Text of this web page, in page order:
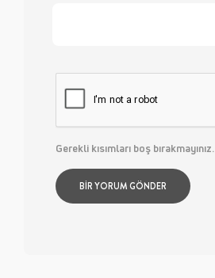
Gerekli kısımları boş bırakmayınız.